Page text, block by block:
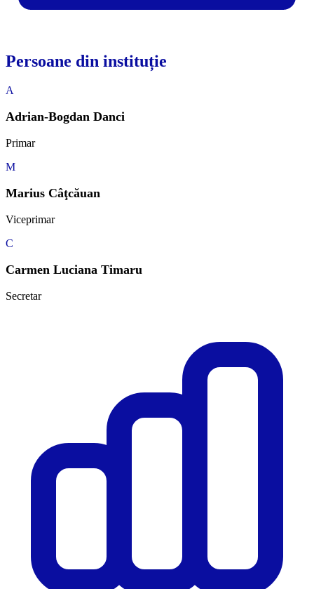
Persoane din instituție
A
Adrian-Bogdan Danci
Primar
M
Marius Câţcăuan
Viceprimar
C
Carmen Luciana Timaru
Secretar